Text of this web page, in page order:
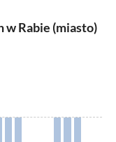
Rabie (miasto)